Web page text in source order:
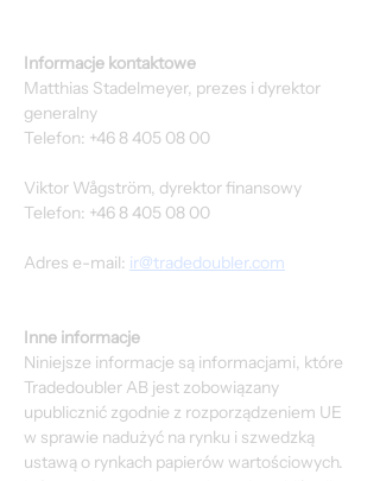
Informacje kontaktowe
Matthias Stadelmeyer, prezes i dyrektor
generalny
Telefon: +46 8 405 08 00
Viktor Wågström, dyrektor finansowy
Telefon: +46 8 405 08 00
Adres e-mail: ir@tradedoubler.com
Inne informacje
Niniejsze informacje są informacjami, które
Tradedoubler AB jest zobowiązany
upublicznić zgodnie z rozporządzeniem UE
w sprawie nadużyć na rynku i szwedzką
ustawą o rynkach papierów wartościowych.